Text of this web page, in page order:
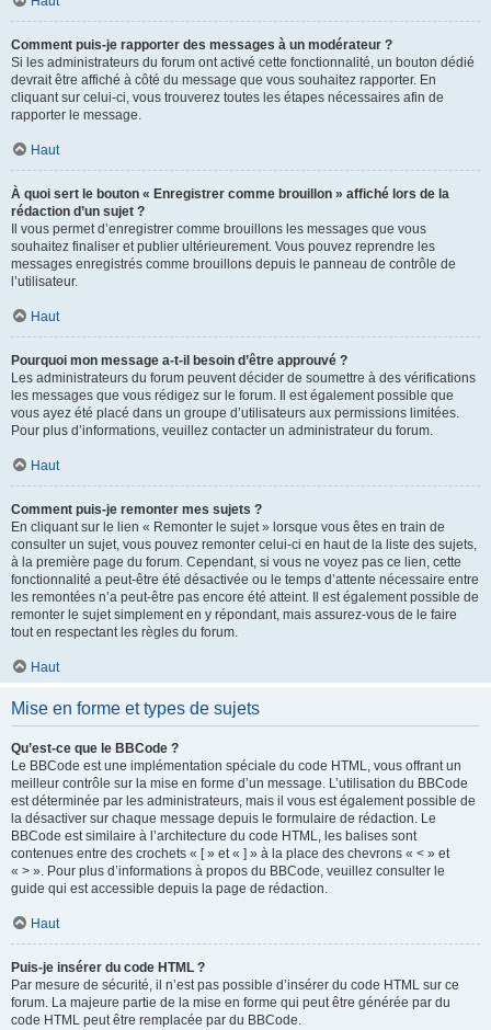
Comment puis-je rapporter des messages à un modérateur ?
Si les administrateurs du forum ont activé cette fonctionnalité, un bouton dédié
devrait être affiché à côté du message que vous souhaitez rapporter. En
cliquant sur celui-ci, vous trouverez toutes les étapes nécessaires afin de
rapporter le message.
Haut
À quoi sert le bouton « Enregistrer comme brouillon » affiché lors de la
rédaction d’un sujet ?
Il vous permet d’enregistrer comme brouillons les messages que vous
souhaitez finaliser et publier ultérieurement. Vous pouvez reprendre les
messages enregistrés comme brouillons depuis le panneau de contrôle de
l’utilisateur.
Haut
Pourquoi mon message a-t-il besoin d’être approuvé ?
Les administrateurs du forum peuvent décider de soumettre à des vérifications
les messages que vous rédigez sur le forum. Il est également possible que
vous ayez été placé dans un groupe d’utilisateurs aux permissions limitées.
Pour plus d’informations, veuillez contacter un administrateur du forum.
Haut
Comment puis-je remonter mes sujets ?
En cliquant sur le lien « Remonter le sujet » lorsque vous êtes en train de
consulter un sujet, vous pouvez remonter celui-ci en haut de la liste des sujets,
à la première page du forum. Cependant, si vous ne voyez pas ce lien, cette
fonctionnalité a peut-être été désactivée ou le temps d’attente nécessaire entre
les remontées n’a peut-être pas encore été atteint. Il est également possible de
remonter le sujet simplement en y répondant, mais assurez-vous de le faire
tout en respectant les règles du forum.
Haut
Mise en forme et types de sujets
Qu’est-ce que le BBCode ?
Le BBCode est une implémentation spéciale du code HTML, vous offrant un
meilleur contrôle sur la mise en forme d’un message. L’utilisation du BBCode
est déterminée par les administrateurs, mais il vous est également possible de
la désactiver sur chaque message depuis le formulaire de rédaction. Le
BBCode est similaire à l’architecture du code HTML, les balises sont
contenues entre des crochets « [ » et « ] » à la place des chevrons « < » et
« > ». Pour plus d’informations à propos du BBCode, veuillez consulter le
guide qui est accessible depuis la page de rédaction.
Haut
Puis-je insérer du code HTML ?
Par mesure de sécurité, il n’est pas possible d’insérer du code HTML sur ce
forum. La majeure partie de la mise en forme qui peut être générée par du
code HTML peut être remplacée par du BBCode.